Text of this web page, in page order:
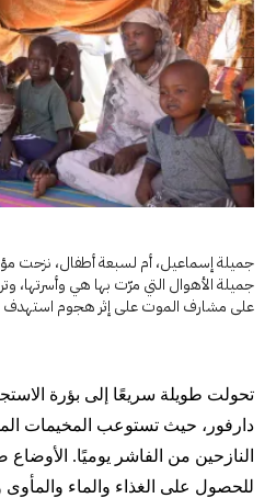
جميلة إسماعيل، أم لسبعة أطفال، نزحت
جميلة الأهوال التي مرّت بها هي وأسرتها،
على مشارف الموت على إثر هجوم استهدف
تحولت طويلة سريعًا إلى بؤرة
دارفور، حيث تستوعب المخيمات
النازحين من الفاشر يوميًا. الأوضاع
للحصول على الغذاء والماء والمأوى